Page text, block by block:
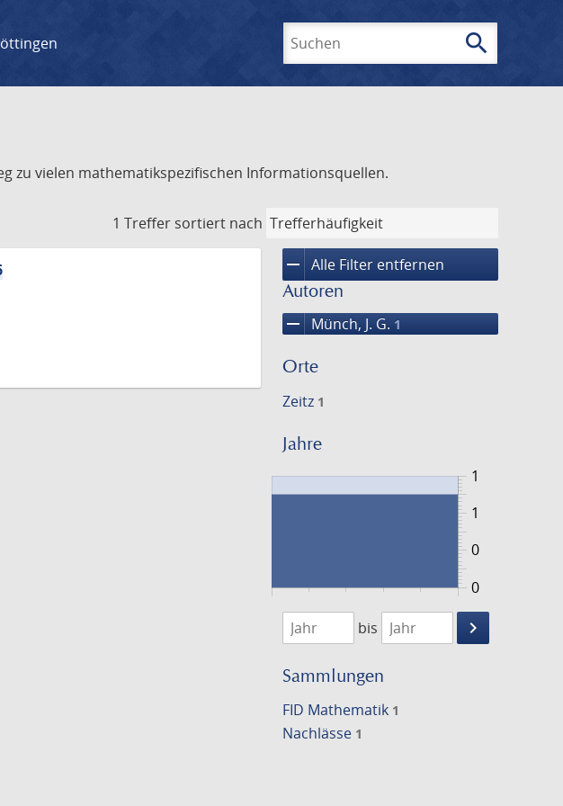
search
zu vielen mathematikspezifischen Informationsquellen.
1 Treffer sortiert nach
remove Alle Filter entfernen
Autoren
remove Münch, J. G. 1
Orte
Zeitz 1
Jahre
0
1
0
1
1716
1717
bis
keyboard_arrow_right
Suche
Sammlungen
FID Mathematik 1
Nachlässe 1